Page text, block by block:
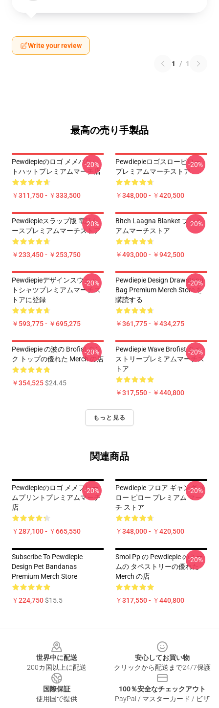
Write your review
1 / 1
最高の売り手製品
Pewdiepieのロゴ メメバケッ
トハットプレミアムマーチ店
￥311,750 - ￥333,500
-20%
Pewdiepieロゴスローピロー
プレミアムマーチストア
￥348,000 - ￥420,500
-20%
Pewdiepieスラップ版 電話ケ
ースプレミアムマーチストア
￥233,450 - ￥253,750
-20%
Bitch Laagna Blanket プレミ
アムマーチストア
￥493,000 - ￥942,500
-20%
Pewdiepieデザインスウェッ
トシャツプレミアムマーチス
トアに登録
￥593,775 - ￥695,275
-20%
Pewdiepie Design Drawstring
Bag Premium Merch Store を
購読する
￥361,775 - ￥434,275
-20%
Pewdiepie の波の Brofist タン
ク トップの優れた Merch の店
￥354,525$24.45
-20%
Pewdiepie Wave Brofist タペ
ストリープレミアムマーチス
トア
￥317,550 - ￥440,800
-20%
もっと見る
関連商品
Pewdiepieのロゴ メメフレー
ムプリントプレミアムマーチ
店
￥287,100 - ￥665,550
-20%
Pewdiepie フロア ギャング ス
ロー ピロー プレミアム マー
チ ストア
￥348,000 - ￥420,500
-20%
Subscribe To Pewdiepie
Design Pet Bandanas
Premium Merch Store
￥224,750$15.5
Smol Pp の Pewdiepie のミー
ムの タペストリーの優れた
Merch の店
￥317,550 - ￥440,800
-20%
世界中に配送
200カ国以上に配送
安心してお買い物
クリックから配送まで24/7保護
国際保証
使用国で提供
100％安全なチェックアウト
PayPal / マスターカード / ビザ